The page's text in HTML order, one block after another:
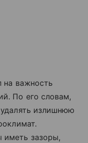
на важность
По его словам,
излишнюю
зазоры,